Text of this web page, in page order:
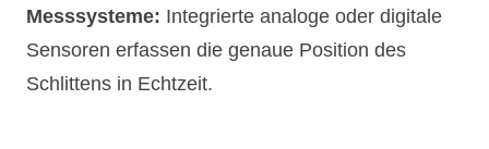
Messsysteme: Integrierte analoge oder digitale
Sensoren erfassen die genaue Position des
Schlittens in Echtzeit.